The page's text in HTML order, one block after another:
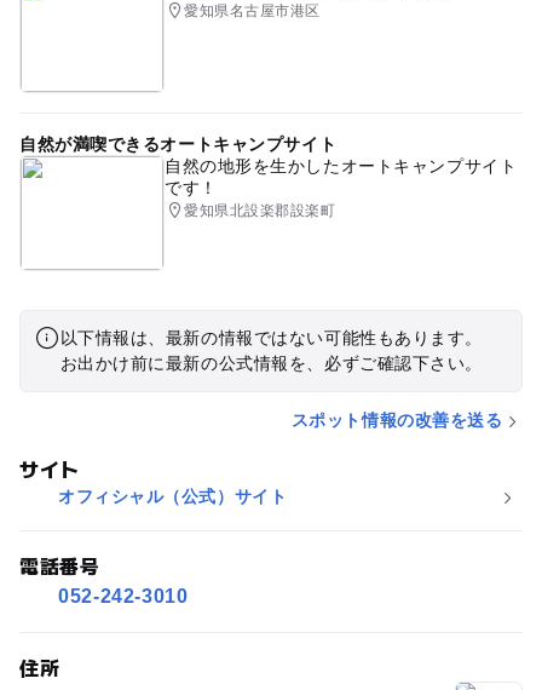
愛知県名古屋市港区
自然が満喫できるオートキャンプサイト
自然の地形を生かしたオートキャンプサイト
です！
愛知県北設楽郡設楽町
以下情報は、最新の情報ではない可能性もあります。
お出かけ前に最新の公式情報を、必ずご確認下さい。
スポット情報の改善を送る
サイト
オフィシャル（公式）サイト
電話番号
052-242-3010
住所